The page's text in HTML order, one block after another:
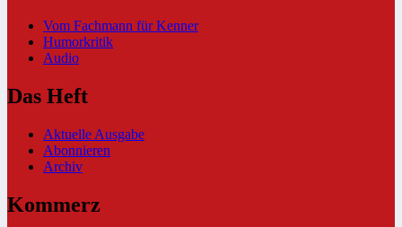
Vom Fachmann für Kenner
Humorkritik
Audio
Das Heft
Aktuelle Ausgabe
Abonnieren
Archiv
Kommerz